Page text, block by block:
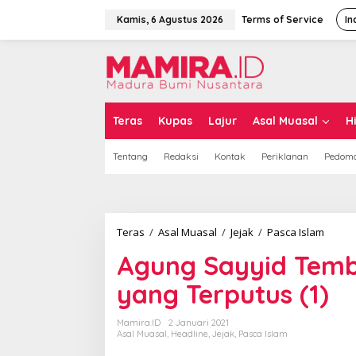
Kamis, 6 Agustus 2026 Terms of Service
Teras Kupas Lajur Asal Muasal
Tentang Redaksi Kontak Periklanan
Teras / Asal Muasal / Jejak / Pasca Islam
u
n
g
S
Agung Sayyid
yang Terputus (1)
Mamira.ID
2 Januari 2021
Asal Muasal, Headline, Jejak, Pasca Islam